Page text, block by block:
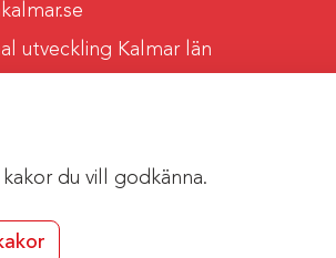
du vill godkänna.
utveckling Kalmar län